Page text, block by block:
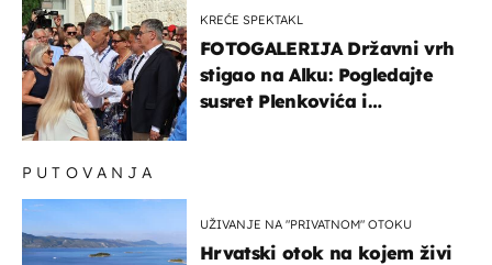
KREĆE SPEKTAKL
FOTOGALERIJA Državni vrh
stigao na Alku: Pogledajte
susret Plenkovića i
PUTOVANJA
UŽIVANJE NA "PRIVATNOM" OTOKU
Hrvatski otok na kojem živi